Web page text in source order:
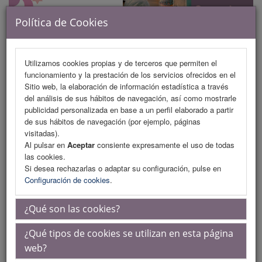
Política de Cookies
Utilizamos cookies propias y de terceros que permiten el
funcionamiento y la prestación de los servicios ofrecidos en el
Sitio web, la elaboración de información estadística a través
del análisis de sus hábitos de navegación, así como mostrarle
publicidad personalizada en base a un perfil elaborado a partir
de sus hábitos de navegación (por ejemplo, páginas
visitadas).
Al pulsar en Aceptar consiente expresamente el uso de todas
las cookies.
Si desea rechazarlas o adaptar su configuración, pulse en
Configuración de cookies.
¿Qué son las cookies?
¿Qué tipos de cookies se utilizan en esta página
web?
MENU
Programa
Programa (PDF)
Cronograma
Plantillas
Talleres
Acreditaciones científicas